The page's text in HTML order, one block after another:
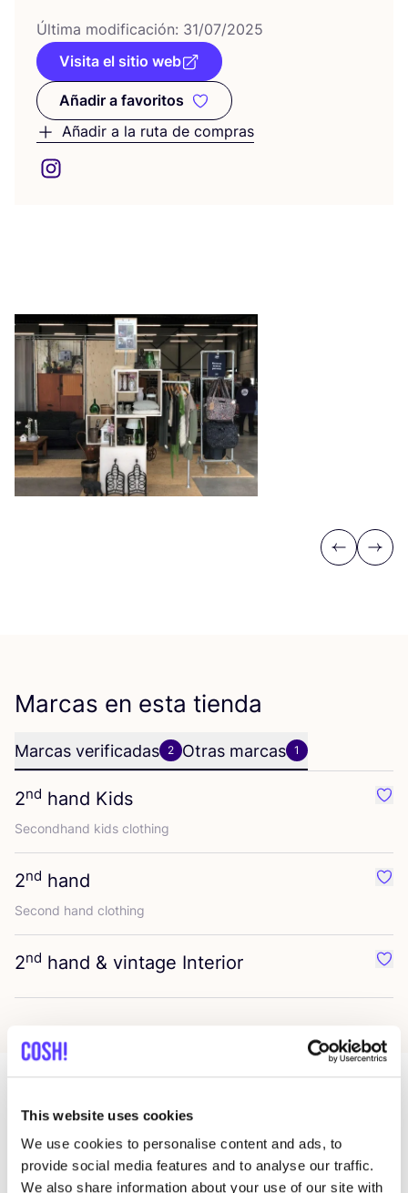
This website uses cookies
We use cookies to personalise content and ads, to
provide social media features and to analyse our traffic.
We also share information about your use of our site with
Últi­ma modi­fi­ca­ción: 31/07/2025
Visita el sitio web
Añadir a favoritos
Añadir a favoritos
Añadir a la ruta de compras
Previous
Next
Marcas en esta tienda
Marcas verificadas 2 Otras marcas 1
2nd hand Kids
Secondhand kids clothing
2nd hand
Second hand clothing
2nd hand & vintage Interior
Más tiendas en esa área